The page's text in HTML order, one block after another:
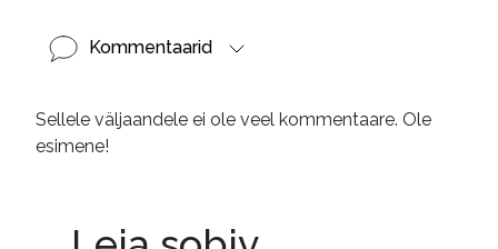
Kommentaarid
Sellele väljaandele ei ole veel kommentaare. Ole
esimene!